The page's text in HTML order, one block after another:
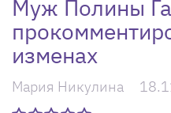
Муж Полины
изменах
Мария Никулина